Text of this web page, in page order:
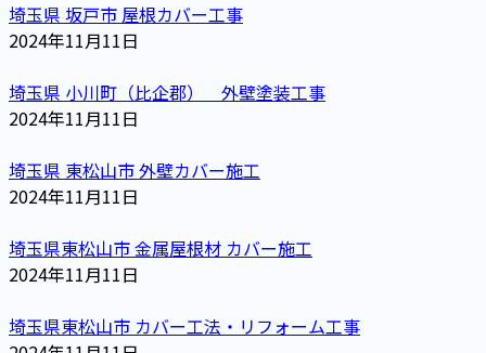
埼玉県 坂戸市 屋根カバー工事
2024年11月11日
埼玉県 小川町（比企郡） 外壁塗装工事
2024年11月11日
埼玉県 東松山市 外壁カバー施工
2024年11月11日
埼玉県東松山市 金属屋根材 カバー施工
2024年11月11日
埼玉県東松山市 カバー工法・リフォーム工事